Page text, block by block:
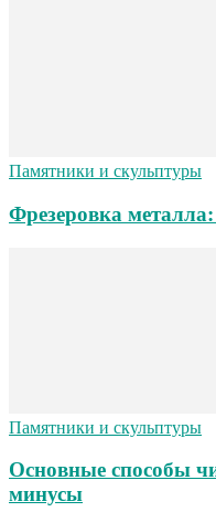
Памятники и скульптуры
Фрезеровка
Памятники и скульптуры
Основные способы
минусы